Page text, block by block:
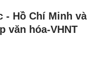
- Hồ Chí Minh và
văn hóa-VHNT